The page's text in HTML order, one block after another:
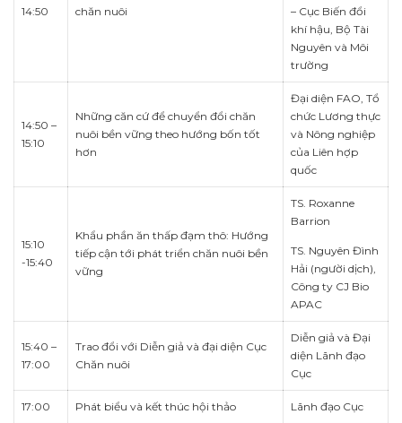
14:50
chăn nuôi
– Cục Biến đổi
khí hậu, Bộ Tài
Nguyên và Môi
trường
14:50 –
15:10
Những căn cứ để chuyển đổi chăn
nuôi bền vững theo hướng bốn tốt
hơn
Đại diện FAO, Tổ
chức Lương thực
và Nông nghiệp
của Liên hợp
quốc
15:10
-15:40
Khẩu phần ăn thấp đạm thô: Hướng
tiếp cận tới phát triển chăn nuôi bền
vững
TS. Roxanne
Barrion
TS. Nguyên Đình
Hải (người dịch),
Công ty CJ Bio
APAC
15:40 –
17:00
Trao đổi với Diễn giả và đại diện Cục
Chăn nuôi
Diễn giả và Đại
diện Lãnh đạo
Cục
17:00 Phát biểu và kết thúc hội thảo Lãnh đạo Cục